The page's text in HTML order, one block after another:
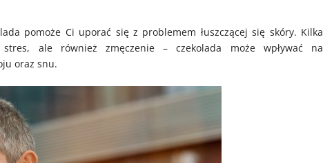
pomoże Ci uporać się z problemem łuszczącej się skóry. Kilka
ale również zmęczenie – czekolada może wpływać na
oraz snu.